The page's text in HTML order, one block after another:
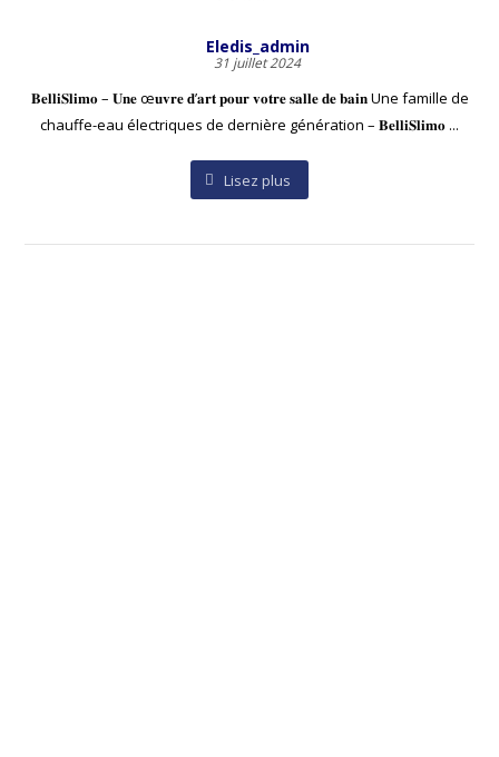
Eledis_admin
31 juillet 2024
𝐁𝐞𝐥𝐥𝐢𝐒𝐥𝐢𝐦𝐨 – 𝐔𝐧𝐞 œ𝐮𝐯𝐫𝐞 𝐝’𝐚𝐫𝐭 𝐩𝐨𝐮𝐫 𝐯𝐨𝐭𝐫𝐞 𝐬𝐚𝐥𝐥𝐞 𝐝𝐞 𝐛𝐚𝐢𝐧 Une famille de
chauffe-eau électriques de dernière génération – 𝐁𝐞𝐥𝐥𝐢𝐒𝐥𝐢𝐦𝐨 ...
Lisez plus